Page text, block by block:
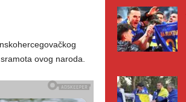
ovog naroda.